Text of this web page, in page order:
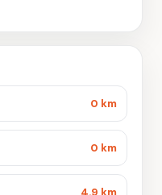
0 km
0 km
4.9 km